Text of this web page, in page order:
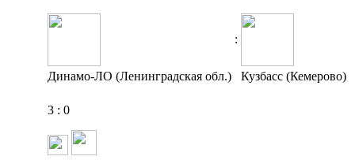
:
Динамо-ЛО (Ленинградская обл.) Кузбасс (Кемерово)
3 : 0